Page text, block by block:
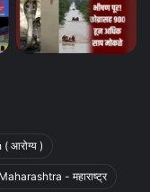
आरोग्य )
Maharashtra - महाराष्ट्र